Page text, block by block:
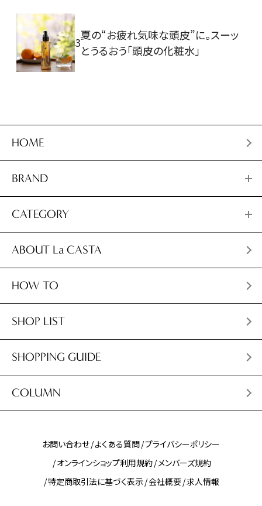
3
夏の“お疲れ気味な頭皮”に。スーッ
とうるおう「頭皮の化粧水」
HOME
BRAND
CATEGORY
ABOUT La CASTA
HOW TO
SHOP LIST
SHOPPING GUIDE
COLUMN
お問い合わせ よくある質問 プライバシーポリシー
オンラインショップ利用規約 メンバーズ規約
特定商取引法に基づく表示 会社概要 求人情報